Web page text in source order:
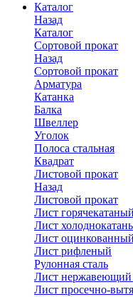
Каталог
Назад
Каталог
Сортовой прокат
Назад
Сортовой прокат
Арматура
Катанка
Балка
Швеллер
Уголок
Полоса стальная
Квадрат
Листовой прокат
Назад
Листовой прокат
Лист горячекатаный
Лист
Лист оцинкованный
Лист рифленый
Рулонная сталь
Лист нержавеющий
Лист просечно-